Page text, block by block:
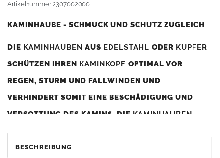
Artikelnummer2307002000
KAMINHAUBE - SCHMUCK UND SCHUTZ ZUGLEICH
DIE KAMINHAUBEN AUS EDELSTAHL ODER KUPFER
SCHÜTZEN IHREN KAMINKOPF OPTIMAL VOR
REGEN, STURM UND FALLWINDEN UND
VERHINDERT SOMIT EINE BESCHÄDIGUNG UND
VERSOTTUNG DES KAMINS. DIE KAMINHAUBEN
DIENEN GLEICHZEITIG ALS GESTALTERISCHES
BESCHREIBUNG